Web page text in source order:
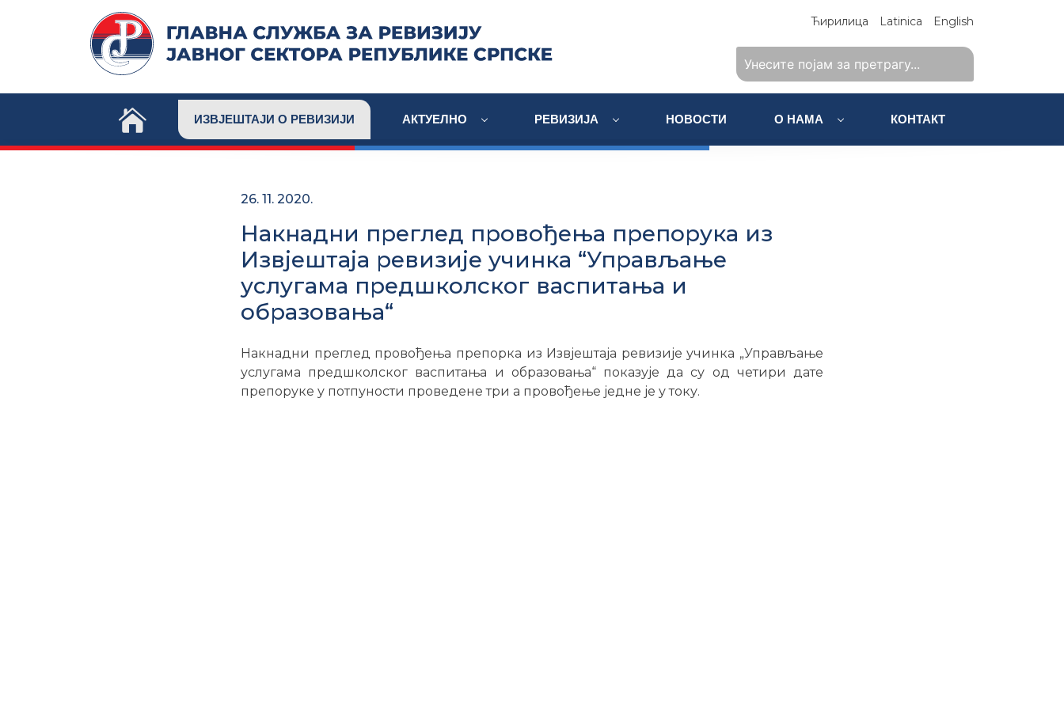
Ћирилица Latinica English
ИЗВЈЕШТАЈИ О РЕВИЗИЈИ АКТУЕЛНО РЕВИЗИЈА НОВОСТИ О НАМА КОНТАКТ
26. 11. 2020.
Накнадни преглед провођења препорука из
Извјештаја ревизије учинка “Управљање
услугама предшколског васпитања и
образовања“
Накнадни преглед провођења препорка из Извјештаја ревизије учинка „Управљање
услугама предшколског васпитања и образовања“ показује да су од четири дате
препоруке у потпуности проведене три а провођење једне је у току.